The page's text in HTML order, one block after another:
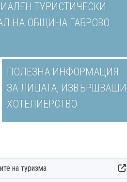
ТУРИСТИЧЕСКИ
НА ОБЩИНА ГАБРОВО
ПОЛЕЗНА ИНФОРМАЦИЯ
ЗА ЛИЦАТА, ИЗВЪРШВАЩИ
ХОТЕЛИЕРСТВО
по въпросите на туризма